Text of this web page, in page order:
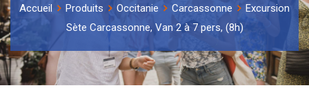
Accueil Produits Occitanie Carcassonne
Excursion
Sète Carcassonne, Van 2 à 7 pers, (8h)